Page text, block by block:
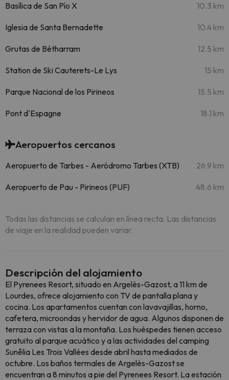
Basílica de San Pío X 10.3 km
Iglesia de Santa Bernadette 10.4 km
Grutas de Bétharram 12.5 km
Station de Ski Cauterets-Le Lys 15 km
Parque Nacional de los Pirineos 15.5 km
Pont d'Espagne 18.1 km
Aeropuertos cercanos
Aeropuerto de Tarbes - Aeródromo Tarbes (XTB) 26.9 km
Aeropuerto de Pau - Pirineos (PUF) 48.6 km
Todas las distancias se calculan en línea recta. Las distancias
de viaje en la realidad pueden variar.
Descripción del alojamiento
El Pyrenees Resort, situado en Argelès-Gazost, a 11 km de
Lourdes, ofrece alojamiento con TV de pantalla plana y
cocina. Los apartamentos cuentan con lavavajillas, horno,
cafetera, microondas y hervidor de agua. Algunos disponen de
terraza con vistas a la montaña. Los huéspedes tienen acceso
gratuito al parque acuático y a las actividades del camping
Sunêlia Les Trois Vallées desde abril hasta mediados de
octubre. Los baños termales de Argelès-Gazost se
encuentran a 8 minutos a pie del Pyrenees Resort. La estación